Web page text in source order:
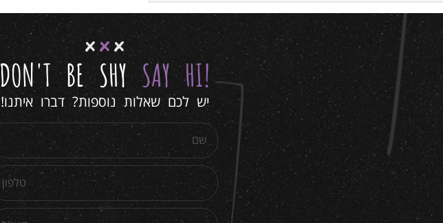
!
DON'T BE SHY SAY HI
יש לכם שאלות נוספות? דברו איתנו!